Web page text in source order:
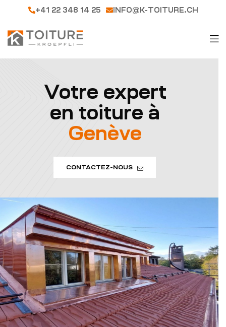
+41 22 348 14 25 INFO@K-TOITURE.CH
Votre expert
en toiture à
Genève
CONTACTEZ-NOUS